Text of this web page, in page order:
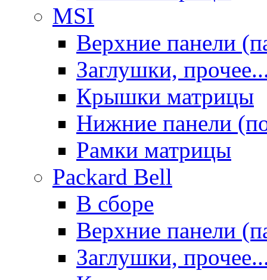
MSI
Верхние панели
Заглушки,
Крышки матрицы
Нижние панели
Рамки матрицы
Packard Bell
В сборе
Верхние панели
Заглушки,